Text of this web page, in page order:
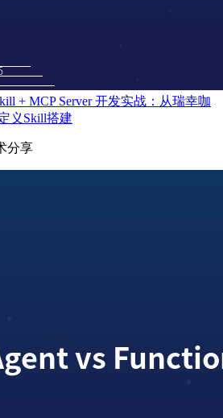
+ MCP Server 开发实战：从瑞幸咖
义Skill搭建
分享